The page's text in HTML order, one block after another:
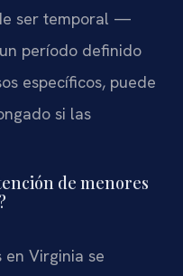
ser temporal —
período definido
específicos, puede
si las
de menores
en Virginia se